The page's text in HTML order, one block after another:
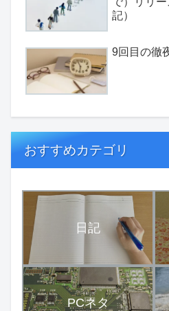
記）
9回目の徹
おすすめカテゴリ
日記
PCネタ